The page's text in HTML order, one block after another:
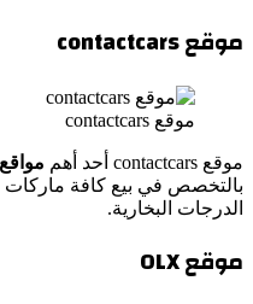
موقعcontactcars
موقع contactcars
موقع contactcars أحد أهم
بالتخصص في بيع كافة ماركات
الدرجات البخارية.
موقع OLX